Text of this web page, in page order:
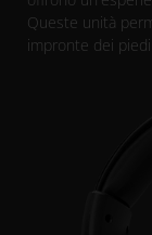
Queste unità
impronte dei